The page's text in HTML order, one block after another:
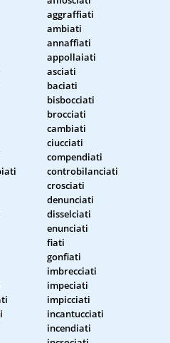
aggraffiati
ambiati
annaffiati
appollaiati
asciati
baciati
bisbocciati
brocciati
cambiati
ciucciati
compendiati
controbilanciati
crosciati
denunciati
disselciati
enunciati
fiati
gonfiati
imbrecciati
impeciati
impicciati
incantucciati
incendiati